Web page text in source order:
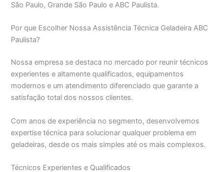
São Paulo, Grande São Paulo e ABC Paulista.
Por que Escolher Nossa Assistência Técnica Geladeira ABC
Paulista?
Nossa empresa se destaca no mercado por reunir técnicos
experientes e altamente qualificados, equipamentos
modernos e um atendimento diferenciado que garante a
satisfação total dos nossos clientes.
Com anos de experiência no segmento, desenvolvemos
expertise técnica para solucionar qualquer problema em
geladeiras, desde os mais simples até os mais complexos.
Técnicos Experientes e Qualificados